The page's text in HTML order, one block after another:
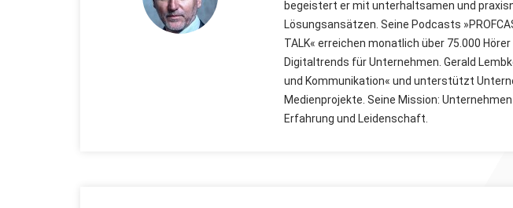
begeistert er mit unterhaltsamen und
Lösungsansätzen. Seine Podcasts
TALK« erreichen monatlich über 75.000
Digitaltrends für Unternehmen. Gerald
und Kommunikation« und unterstützt
Medienprojekte. Seine Mission:
Erfahrung und Leidenschaft.